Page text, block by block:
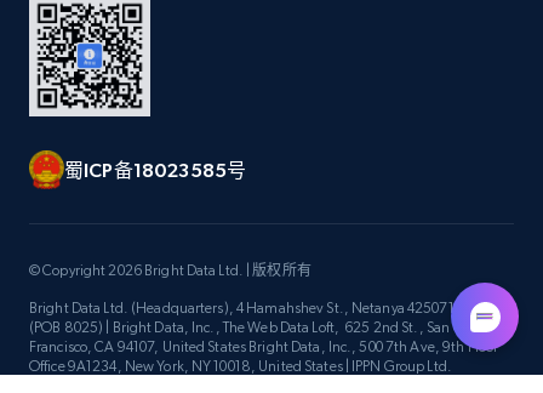
Amazon products global dataset -
Title, Seller name, Brand, Description, Initial
more.
蜀ICP备18023585号
© Copyright 2026 Bright Data Ltd. | 版权所有
Bright Data Ltd. (Headquarters), 4 Hamahshev St., Netanya 4250714, Israel
(POB 8025) | Bright Data, Inc., The Web Data Loft, 625 2nd St., San
Francisco, CA 94107, United States Bright Data, Inc., 500 7th Ave, 9th Floor
Office 9A1234, New York, NY 10018, United States | IPPN Group Ltd.